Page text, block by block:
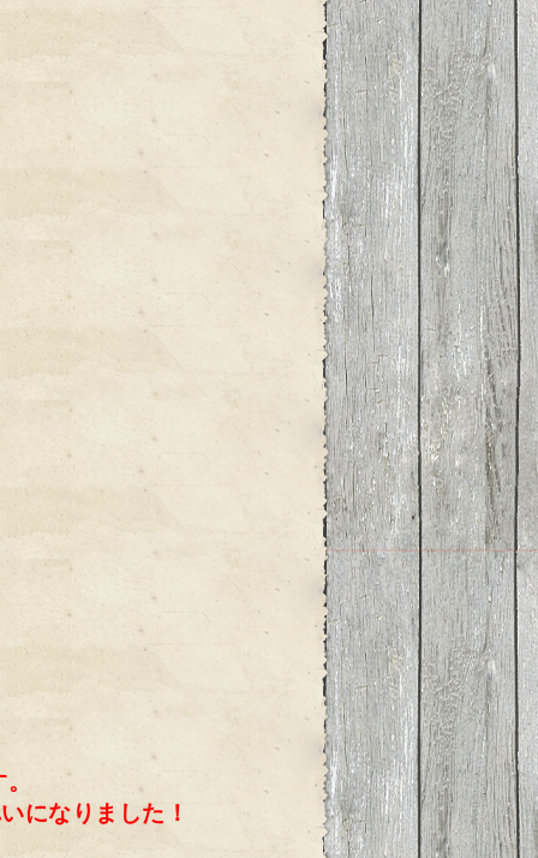
になりました！